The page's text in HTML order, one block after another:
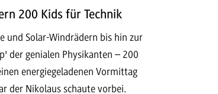
200 Kids für Technik
und Solar-Windrädern bis hin zur
der genialen Physikanten – 200
energiegeladenen Vormittag
der Nikolaus schaute vorbei.